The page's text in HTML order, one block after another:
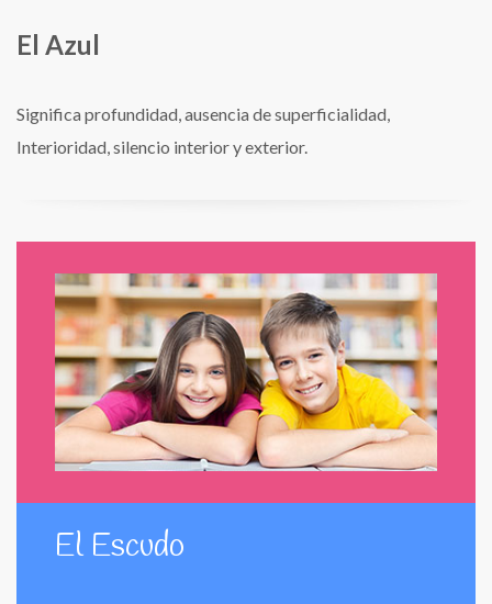
El Azul
Significa profundidad, ausencia de superficialidad,
Interioridad, silencio interior y exterior.
El Escudo